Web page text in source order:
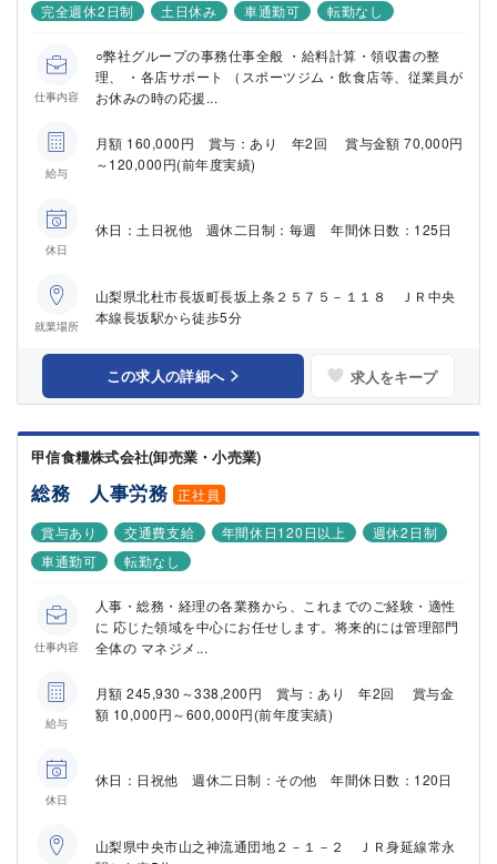
完全週休2日制
土日休み 車通勤可 転勤なし
仕事内容
○弊社グループの事務仕事全般 ・給料計算・領収書の整
理、 ・各店サポート （スポーツジム・飲食店等、従業員が
お休みの時の応援...
給与
月額 160,000円 賞与：あり 年2回 賞与金額 70,000円
～120,000円(前年度実績)
休日
休日：土日祝他 週休二日制：毎週 年間休日数：125日
就業場所
山梨県北杜市長坂町長坂上条２５７５－１１８ ＪＲ中央
本線長坂駅から徒歩5分
この求人の詳細へ 求人をキープ
甲信食糧株式会社(卸売業・小売業)
総務 人事労務 正社員
賞与あり
交通費支給 年間休日120日以上
週休2日制
車通勤可
転勤なし
仕事内容
人事・総務・経理の各業務から、これまでのご経験・適性
に 応じた領域を中心にお任せします。将来的には管理部門
全体の マネジメ...
給与
月額 245,930～338,200円 賞与：あり 年2回 賞与金
額 10,000円～600,000円(前年度実績)
休日
休日：日祝他 週休二日制：その他 年間休日数：120日
山梨県中央市山之神流通団地２－１－２ ＪＲ身延線常永